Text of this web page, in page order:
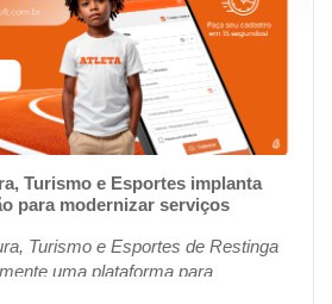
Turismo e Esportes implanta
para modernizar serviços
Turismo e Esportes de Restinga
uma plataforma para